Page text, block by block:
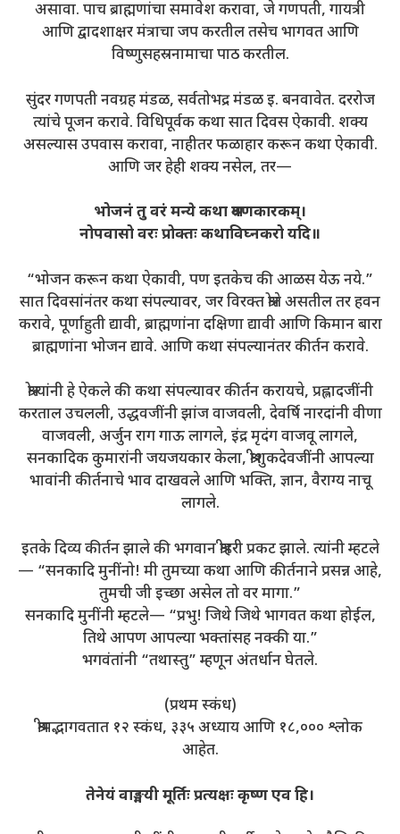
असावा. पाच ब्राह्मणांचा समावेश करावा, जे गणपती, गायत्री
आणि द्वादशाक्षर मंत्राचा जप करतील तसेच भागवत आणि
विष्णुसहस्रनामाचा पाठ करतील.
सुंदर गणपती नवग्रह मंडळ, सर्वतोभद्र मंडळ इ. बनवावेत. दररोज
त्यांचे पूजन करावे. विधिपूर्वक कथा सात दिवस ऐकावी. शक्य
असल्यास उपवास करावा, नाहीतर फळाहार करून कथा ऐकावी.
आणि जर हेही शक्य नसेल, तर—
भोजनं तु वरं मन्ये कथा श्रवणकारकम्।
नोपवासो वरः प्रोक्तः कथाविघ्नकरो यदि॥
“भोजन करून कथा ऐकावी, पण इतकेच की आळस येऊ नये.”
सात दिवसांनंतर कथा संपल्यावर, जर विरक्त श्रोते असतील तर हवन
करावे, पूर्णाहुती द्यावी, ब्राह्मणांना दक्षिणा द्यावी आणि किमान बारा
ब्राह्मणांना भोजन द्यावे. आणि कथा संपल्यानंतर कीर्तन करावे.
श्रोत्यांनी हे ऐकले की कथा संपल्यावर कीर्तन करायचे, प्रह्लादजींनी
करताल उचलली, उद्धवजींनी झांज वाजवली, देवर्षि नारदांनी वीणा
वाजवली, अर्जुन राग गाऊ लागले, इंद्र मृदंग वाजवू लागले,
सनकादिक कुमारांनी जयजयकार केला, श्रीशुकदेवजींनी आपल्या
भावांनी कीर्तनाचे भाव दाखवले आणि भक्ति, ज्ञान, वैराग्य नाचू
लागले.
इतके दिव्य कीर्तन झाले की भगवान श्रीहरी प्रकट झाले. त्यांनी म्हटले
— “सनकादि मुनींनो! मी तुमच्या कथा आणि कीर्तनाने प्रसन्न आहे,
तुमची जी इच्छा असेल तो वर मागा.”
सनकादि मुनींनी म्हटले— “प्रभु! जिथे जिथे भागवत कथा होईल,
तिथे आपण आपल्या भक्तांसह नक्की या.”
भगवंतांनी “तथास्तु” म्हणून अंतर्धान घेतले.
(प्रथम स्कंध)
श्रीमद्भागवतात १२ स्कंध, ३३५ अध्याय आणि १८,००० श्लोक
आहेत.
तेनेयं वाङ्मयी मूर्तिः प्रत्यक्षः कृष्ण एव हि।